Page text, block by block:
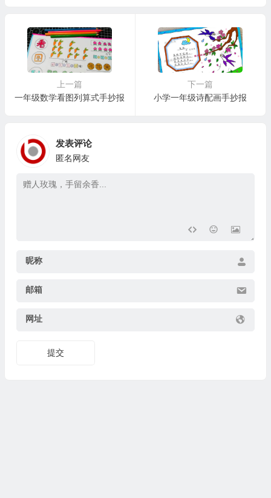
上一篇
一年级数学看图列算式手抄报
下一篇
小学一年级诗配画手抄报
发表评论
匿名网友
昵称
邮箱
网址
提交